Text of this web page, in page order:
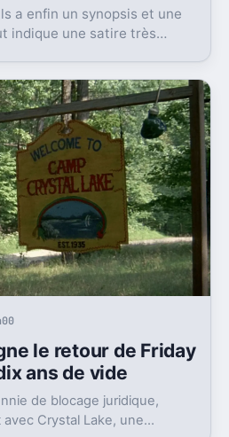
a enfin un synopsis et une
indique une satire très
le retour de Friday
ans de vide
de blocage juridique,
Crystal Lake, une